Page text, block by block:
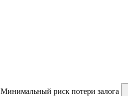
Минимальный риск потери залога